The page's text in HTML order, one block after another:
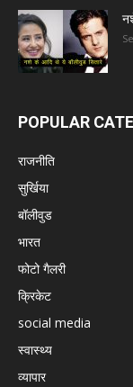
POPULAR
राजनीति
सुर्खिया
बॉलीवुड
भारत
फोटो गैलरी
क्रिकेट
social media
स्वास्थ्य
व्यापार